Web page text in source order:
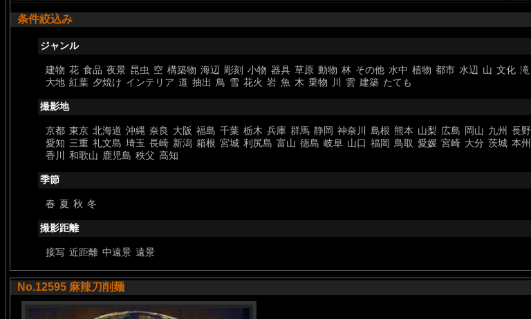
条件絞込み
ジャンル
建物 花 食品 夜景 昆虫 空 構築物 海辺 彫刻 小物 器具 草原 動物 林 その他 水中 植物 都市 水辺 山 文化 滝
大地 紅葉 夕焼け インテリア 道 抽出 鳥 雪 花火 岩 魚 木 乗物 川 雲 建築 たても
撮影地
京都 東京 北海道 沖縄 奈良 大阪 福島 千葉 栃木 兵庫 群馬 静岡 神奈川 島根 熊本 山梨 広島 岡山 九州 長野
愛知 三重 礼文島 埼玉 長崎 新潟 箱根 宮城 利尻島 富山 徳島 岐阜 山口 福岡 鳥取 愛媛 宮崎 大分 茨城 本州
香川
和歌山 鹿児島 秩父 高知
季節
春 夏 秋 冬
撮影距離
接写 近距離 中遠景 遠景
No.12595 麻辣刀削麺